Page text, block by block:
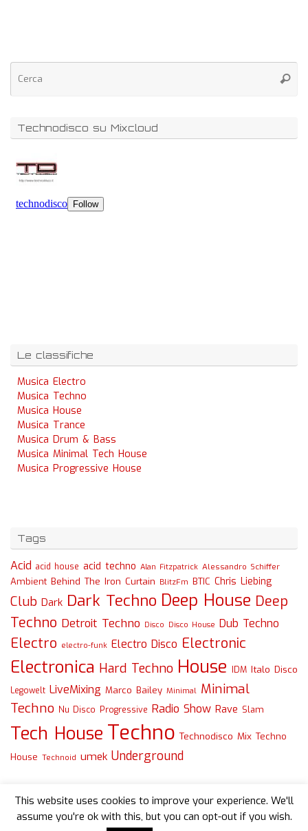
Technodisco su Mixcloud
Le classifiche
Musica Electro
Musica Techno
Musica House
Musica Trance
Musica Drum & Bass
Musica Minimal Tech House
Musica Progressive House
Tags
Acid acid house acid techno Alan Fitzpatrick Alessandro Schiffer
Ambient Behind The Iron Curtain BlitzFm BTIC Chris Liebing
Club Dark Dark Techno Deep House Deep
Techno Detroit Techno Disco Disco House Dub Techno
Electro electro-funk Electro Disco Electronic
Electronica Hard Techno House IDM Italo Disco
Legowelt LiveMixing Marco Bailey Minimal Minimal
Techno Nu Disco Progressive Radio Show Rave Slam
Tech House Techno Technodisco Mix Techno
House Technoid umek Underground
This website uses cookies to improve your experience. We'll
assume you're ok with this, but you can opt-out if you wish.